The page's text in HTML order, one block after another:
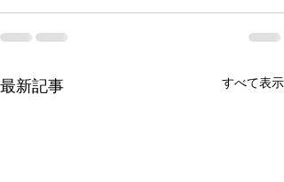
最新記事 すべて表示